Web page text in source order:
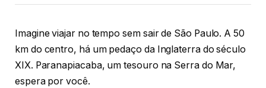
Imagine viajar no tempo sem sair de São Paulo. A 50
km do centro, há um pedaço da Inglaterra do século
XIX. Paranapiacaba, um tesouro na Serra do Mar,
espera por você.